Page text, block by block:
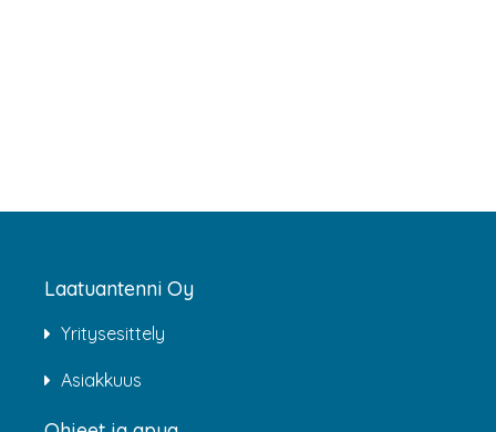
Laatuantenni Oy
Yritysesittely
Asiakkuus